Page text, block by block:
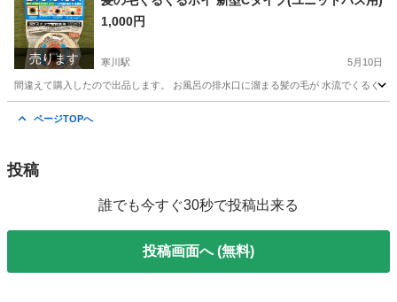
売ります
1,000円
寒川駅 5月10日
間違えて購入したので出品します。 お風呂の排水口に溜まる髪の毛が 水流でくるく
ページTOPへ
投稿
誰でも今すぐ30秒で投稿出来る
投稿画面へ (無料)